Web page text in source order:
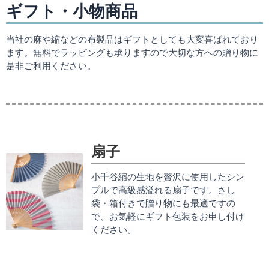
ギフト・小物商品
当社の麻や縮などの布製品はギフトとしても大変喜ばれており
ます。無料でラッピングも承りますので大切な方への贈り物に
是非ご利用ください。
扇子
小千谷縮の生地を贅沢に使用したシン
プルで高級感溢れる扇子です。さし
袋・箱付きで贈り物にも最適ですの
で、お気軽にギフト包装をお申し付け
ください。